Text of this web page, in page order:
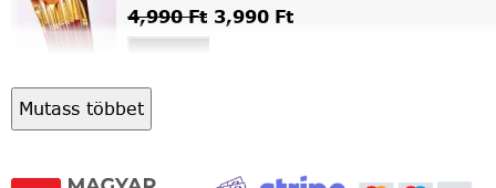
4,990Ft 3,990 Ft
Asztali fa festőállvány
Mutass többet